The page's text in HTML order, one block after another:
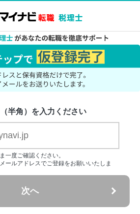
半角）を入力ください
一度ご確認ください。
ールアドレスでご登録をお願いいたしま
次へ